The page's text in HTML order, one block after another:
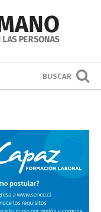
BUSCAR